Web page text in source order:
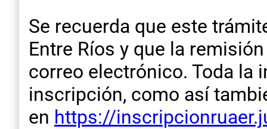
Se recuerda que este
Entre Ríos y que la
correo electrónico. Toda la
inscripción, como así
en https://